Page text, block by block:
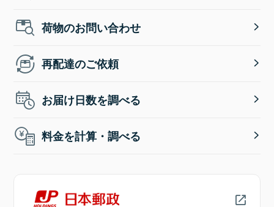
荷物のお問い合わせ
再配達のご依頼
お届け日数を調べる
料金を計算・調べる